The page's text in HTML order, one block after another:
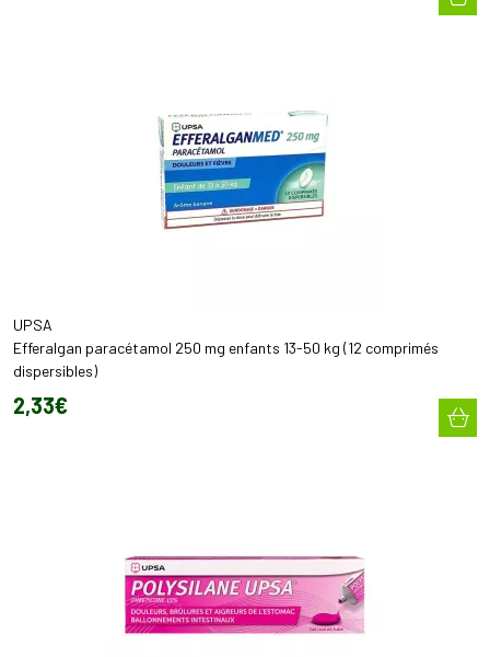
UPSA
Efferalgan paracétamol 250 mg enfants 13-50 kg (12 comprimés
dispersibles)
2,33€